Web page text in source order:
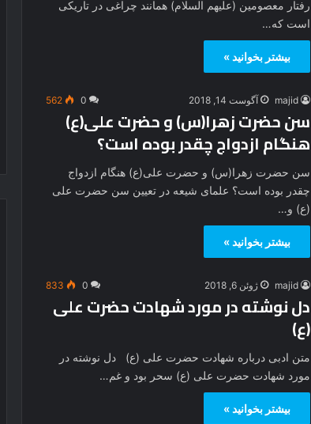
رفتار معصومین (علیهم السلام) همانند چراغی در تاریکی
است که…
بیشتر بخوانید »
majid آگوست 14, 2018 0
562
سن حضرت زهرا(س) و حضرت علی(ع)
هنگام ازدواج چقدر بوده است؟
سن حضرت زهرا(س) و حضرت علی(ع) هنگام ازدواج
چقدر بوده است؟ علمای شیعه در تعیین سن حضرت علی
(ع) و…
بیشتر بخوانید »
majid ژوئن 6, 2018 0
833
دل نوشته در مورد شهادت حضرت علی
(ع)
متن ادبی درباره شهادت حضرت علی (ع) دل نوشته در
مورد شهادت حضرت علی (ع) سحر بود و غم…
بیشتر بخوانید »